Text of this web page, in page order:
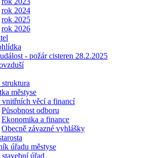
rok 2024
rok 2025
rok 2026
- požár cisteren 28.2.2025
městyse
vnitřních věcí a financí
Působnost odboru
Ekonomika a finance
Obecně závazné vyhlášky
úřadu městyse
úřad